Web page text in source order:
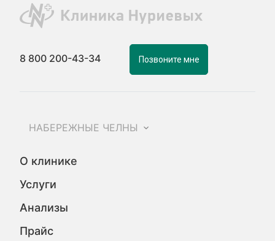
8 800 200-43-34 Позвоните мне
НАБЕРЕЖНЫЕ ЧЕЛНЫ
О клинике
Услуги
Анализы
Прайс